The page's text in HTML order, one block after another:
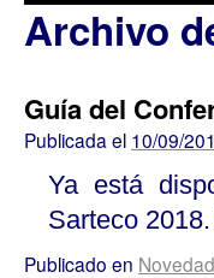
Archivo
Guía del
Publicada el 10/09/
Ya está
Sarteco
Publicado en